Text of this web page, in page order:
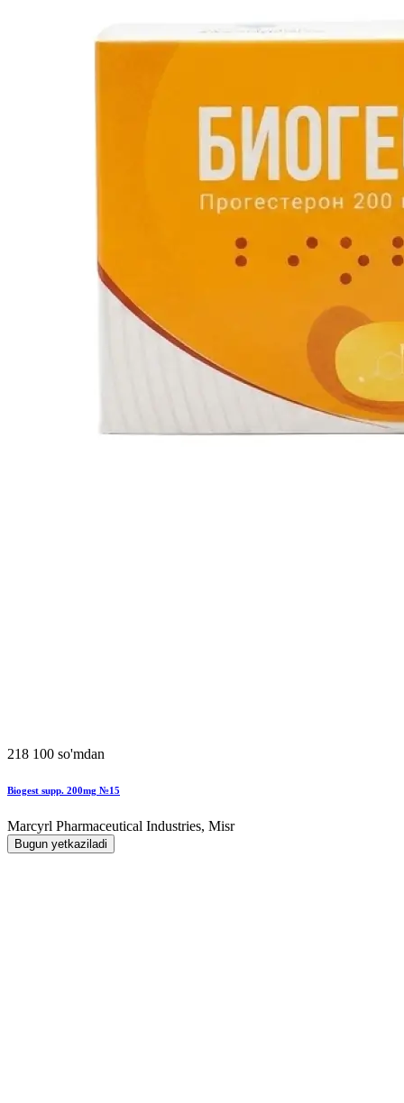
218 100 so'mdan
Biogest supp. 200mg №15
Marcyrl Pharmaceutical Industries, Misr
Bugun yetkaziladi